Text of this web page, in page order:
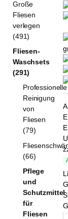
Große
Fliesen
verlegen
(491)
Fliesen-
Waschsets
(291)
Professionelle
Reinigung
von
Fliesen
(79)
(66)
Pflege
und
Schutzmittel
für
Fliesen